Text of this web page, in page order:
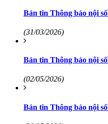
Bản tin Thông báo nội
(31/03/2026)
Bản tin Thông báo nội
(02/05/2026)
Bản tin Thông báo nội